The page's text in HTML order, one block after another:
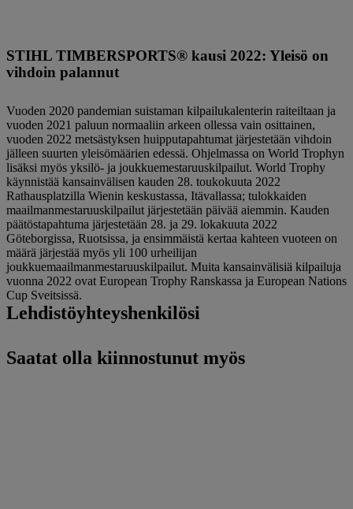
STIHL TIMBERSPORTS® kausi 2022: Yleisö on
vihdoin palannut
Vuoden 2020 pandemian suistaman kilpailukalenterin raiteiltaan ja
vuoden 2021 paluun normaaliin arkeen ollessa vain osittainen,
vuoden 2022 metsästyksen huipputapahtumat järjestetään vihdoin
jälleen suurten yleisömäärien edessä. Ohjelmassa on World Trophyn
lisäksi myös yksilö- ja joukkuemestaruuskilpailut. World Trophy
käynnistää kansainvälisen kauden 28. toukokuuta 2022
Rathausplatzilla Wienin keskustassa, Itävallassa; tulokkaiden
maailmanmestaruuskilpailut järjestetään päivää aiemmin. Kauden
päätöstapahtuma järjestetään 28. ja 29. lokakuuta 2022
Göteborgissa, Ruotsissa, ja ensimmäistä kertaa kahteen vuoteen on
määrä järjestää myös yli 100 urheilijan
joukkuemaailmanmestaruuskilpailut. Muita kansainvälisiä kilpailuja
vuonna 2022 ovat European Trophy Ranskassa ja European Nations
Cup Sveitsissä.
Lehdistöyhteyshenkilösi
Saatat olla kiinnostunut myös